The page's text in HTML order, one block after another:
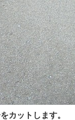
カットします。